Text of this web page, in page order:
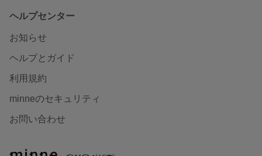
ヘルプセンター
お知らせ
ヘルプとガイド
利用規約
minneのセキュリティ
お問い合わせ